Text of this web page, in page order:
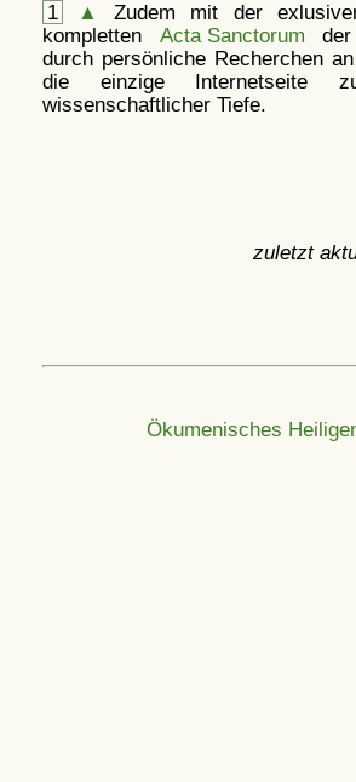
1 ▲
Zudem mit der
kompletten Acta Sanctorum der
durch persönliche Recherchen
die einzige Internetseite
wissenschaftlicher Tiefe.
zuletzt
Ökumenisches